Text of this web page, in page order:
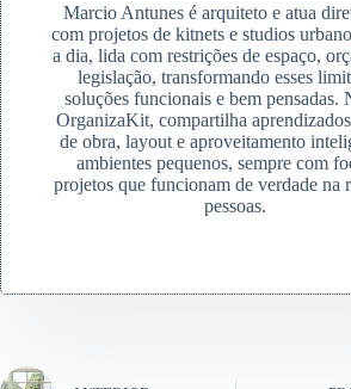
Marcio Antunes é arquiteto e atua
com projetos de kitnets e studios
a dia, lida com restrições de espaço,
legislação, transformando esses
soluções funcionais e bem pensadas.
OrganizaKit, compartilha
de obra, layout e aproveitamento
ambientes pequenos, sempre com
projetos que funcionam de verdade na
pessoas.